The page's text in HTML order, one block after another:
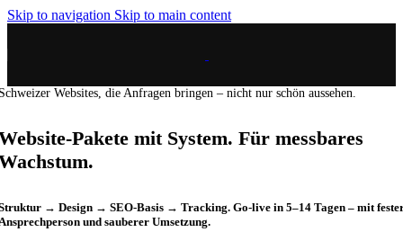
Skip to navigation Skip to main content
Websites, die Anfragen bringen – nicht nur schön aussehen.
Pakete mit System. Für messbares
→ Design → SEO-Basis → Tracking. Go-live in 5–14 Tagen – mit
und sauberer Umsetzung.